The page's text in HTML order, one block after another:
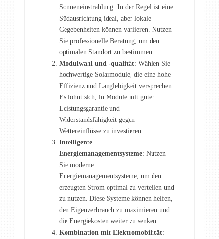
Sonneneinstrahlung. In der Regel ist eine
Südausrichtung ideal, aber lokale
Gegebenheiten können variieren. Nutzen
Sie professionelle Beratung, um den
optimalen Standort zu bestimmen.
Modulwahl und -qualität: Wählen Sie
hochwertige Solarmodule, die eine hohe
Effizienz und Langlebigkeit versprechen.
Es lohnt sich, in Module mit guter
Leistungsgarantie und
Widerstandsfähigkeit gegen
Wettereinflüsse zu investieren.
Intelligente
Energiemanagementsysteme: Nutzen
Sie moderne
Energiemanagementsysteme, um den
erzeugten Strom optimal zu verteilen und
zu nutzen. Diese Systeme können helfen,
den Eigenverbrauch zu maximieren und
die Energiekosten weiter zu senken.
Kombination mit Elektromobilität: